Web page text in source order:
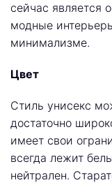
сейчас является
модные
минимализме.
Цвет
Стиль унисекс
достаточно
имеет свои
всегда лежит
нейтрален.